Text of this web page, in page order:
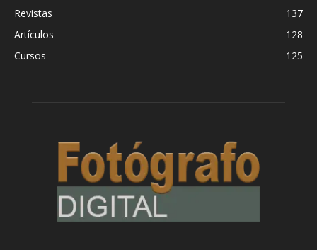
Revistas
137
Artículos
128
Cursos
125